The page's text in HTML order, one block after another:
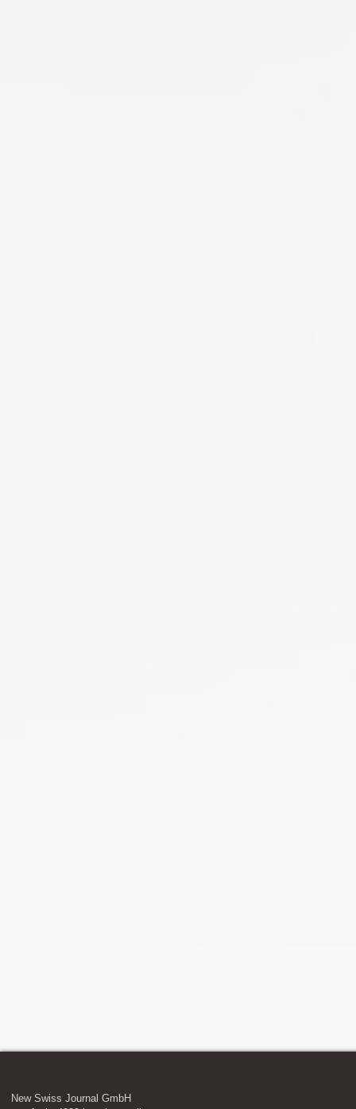
New Swiss Journal GmbH